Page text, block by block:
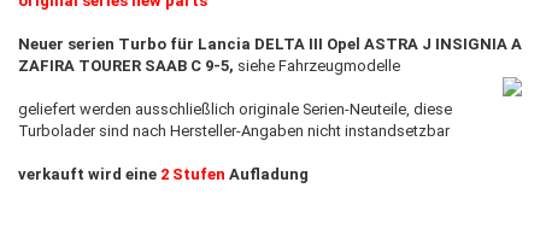
Neuer serien Turbo für Lancia DELTA III Opel ASTRA J INSIGNIA A
ZAFIRA TOURER SAAB C 9-5, siehe Fahrzeugmodelle
geliefert werden ausschließlich originale Serien-Neuteile, diese
Turbolader sind nach Hersteller-Angaben nicht instandsetzbar
verkauft wird eine 2 Stufen Aufladung